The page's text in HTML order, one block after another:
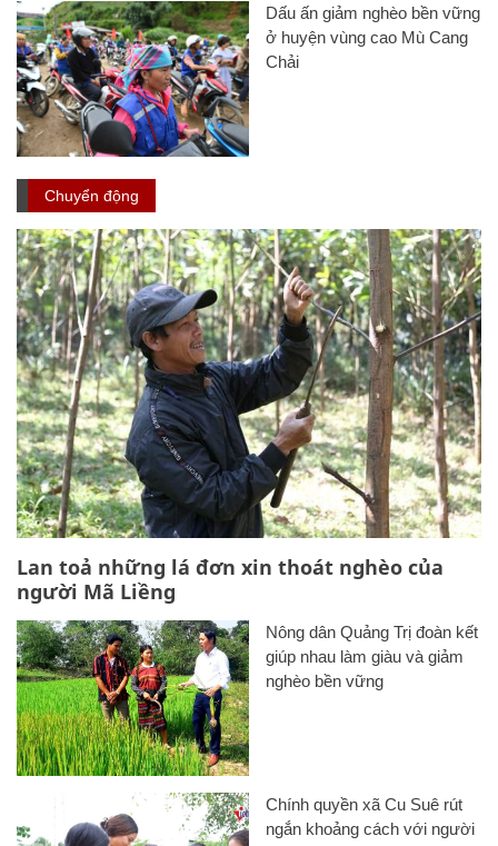
Dấu ấn giảm nghèo bền vững
ở huyện vùng cao Mù Cang
Chải
Chuyển động
Lan toả những lá đơn xin thoát nghèo của
người Mã Liềng
Nông dân Quảng Trị đoàn kết
giúp nhau làm giàu và giảm
nghèo bền vững
Chính quyền xã Cu Suê rút
ngắn khoảng cách với người